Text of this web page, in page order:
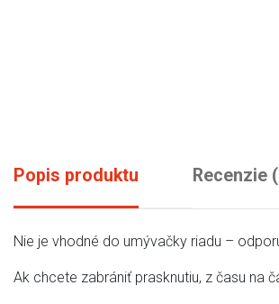
Popis produktu Recenzie
Nie je vhodné do umývačky riadu –
Ak chcete zabrániť prasknutiu, z času na